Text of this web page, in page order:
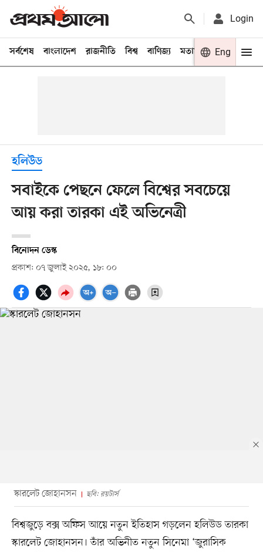
Login
সর্বশেষ বাংলাদেশ রাজনীতি বিশ্ব বাণিজ্য মতামত খেলা
Eng
হলিউড
সবাইকে পেছনে ফেলে বিশ্বের সবচেয়ে
আয় করা তারকা এই অভিনেত্রী
বিনোদন ডেস্ক
প্রকাশ: ০৭ জুলাই ২০২৫, ১৮: ০০
স্কারলেট জোহানসন ছবি: রয়টার্স
বিশ্বজুড়ে বক্স অফিস আয়ে নতুন ইতিহাস গড়লেন হলিউড তারকা
স্কারলেট জোহানসন। তাঁর অভিনীত নতুন সিনেমা ‘জুরাসিক